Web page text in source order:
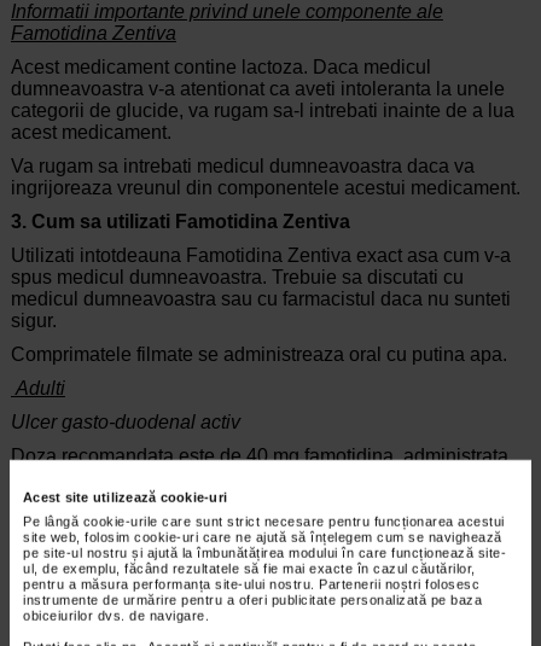
Acest site utilizează cookie-uri
Pe lângă cookie-urile care sunt strict necesare pentru funcționarea acestui
site web, folosim cookie-uri care ne ajută să înțelegem cum se navighează
pe site-ul nostru și ajută la îmbunătățirea modului în care funcționează site-
ul, de exemplu, făcând rezultatele să fie mai exacte în cazul căutărilor,
pentru a măsura performanța site-ului nostru. Partenerii noștri folosesc
instrumente de urmărire pentru a oferi publicitate personalizată pe baza
obiceiurilor dvs. de navigare.
Informatii importante privind unele componente ale
Famotidina Zentiva
Acest medicament contine lactoza. Daca medicul
dumneavoastra v-a atentionat ca aveti intoleranta la unele
categorii de glucide, va rugam sa-l intrebati inainte de a lua
acest medicament.
Va rugam sa intrebati medicul dumneavoastra daca va
ingrijoreaza vreunul din componentele acestui medicament.
3. Cum sa utilizati Famotidina Zentiva
Utilizati intotdeauna Famotidina Zentiva exact asa cum v-a
spus medicul dumneavoastra. Trebuie sa discutati cu
medicul dumneavoastra sau cu farmacistul daca nu sunteti
sigur.
Comprimatele filmate se administreaza oral cu putina apa.
Adulti
Ulcer gasto-duodenal activ
Doza recomandata este de 40 mg famotidina, administrata
2 ori pe zi, dimineata si seara, timp de 4-8 saptamani.
Profilaxia recidivelor in ulcerul duodenal
Doza recomandata este de 20 mg famotidina administrata
oral, seara la culcare.
Esofagita de reflux